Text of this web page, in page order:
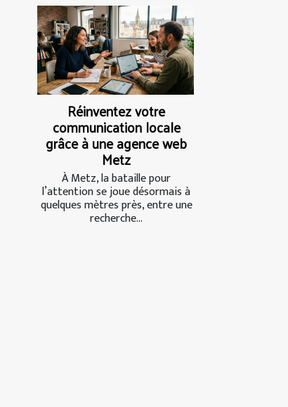
Réinventez votre
communication locale
grâce à une agence web
Metz
À Metz, la bataille pour
l’attention se joue désormais à
quelques mètres près, entre une
recherche...